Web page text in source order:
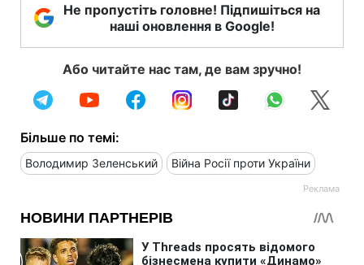
Не пропустіть головне! Підпишіться на
наші оновлення в Google!
Або читайте нас там, де вам зручно!
Більше по темі:
Володимир Зеленський Війна Росії проти України